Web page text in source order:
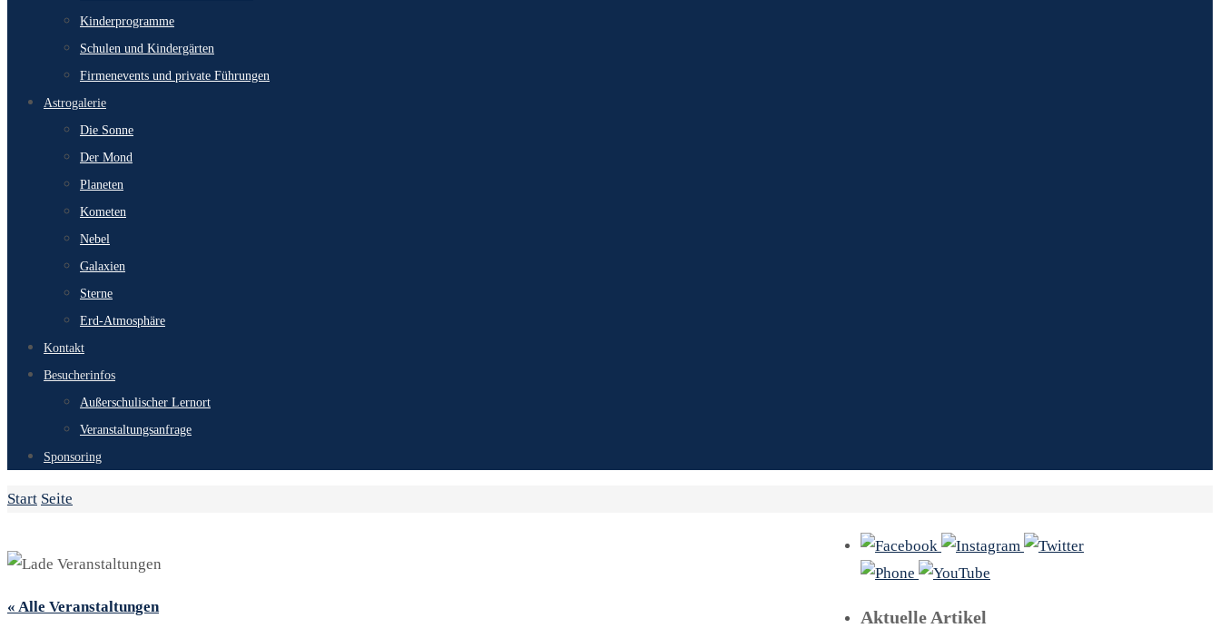
Kinderprogramme
Schulen und Kindergärten
Firmenevents und private Führungen
Astrogalerie
Die Sonne
Der Mond
Planeten
Kometen
Nebel
Galaxien
Sterne
Erd-Atmosphäre
Kontakt
Besucherinfos
Außerschulischer Lernort
Veranstaltungsanfrage
Sponsoring
Start Seite
« Alle Veranstaltungen
Aktuelle Artikel